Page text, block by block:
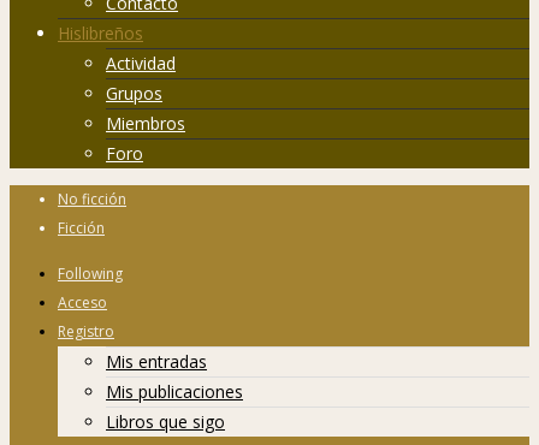
Hislibreños
Actividad
Grupos
Miembros
Foro
No ficción
Ficción
Following
Acceso
Registro
Mis entradas
Mis publicaciones
Libros que sigo